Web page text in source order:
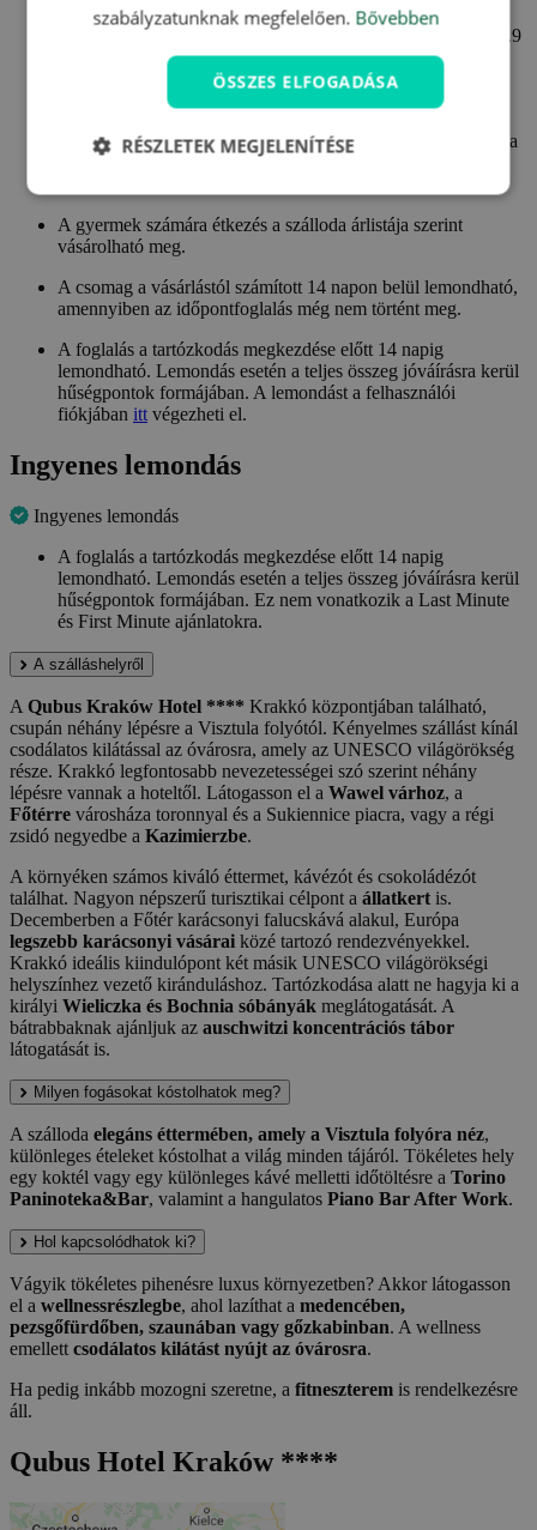
ágyon és ellátás nélkül.
A szülőkkel egy szobába való elhelyezés, csak a gyermek 5.9
éves koráig lehetséges. Idősebb gyermekek számára külön
szoba foglalása szükséges.
Gyerek felárak a helyszínen fizetendőek.
Bizonyos, a Travelking ajánlatában nem szereplő felárak és a
helyi idegenforgalmi adó helyben fizetendő, melyeket
A gyermek számára étkezés a szálloda árlistája szerint
vásárolható meg.
A csomag a vásárlástól számított 14 napon belül lemondható,
amennyiben az időpontfoglalás még nem történt meg.
A foglalás a tartózkodás megkezdése előtt 14 napig
lemondható. Lemondás esetén a teljes összeg jóváírásra kerül
hűségpontok formájában. A lemondást a felhasználói
fiókjában ittvégezheti el.
Ingyenes lemondás
Ingyenes lemondás
A foglalás a tartózkodás megkezdése előtt 14 napig
lemondható. Lemondás esetén a teljes összeg jóváírásra kerül
hűségpontok formájában. Ez nem vonatkozik a Last Minute
és First Minute ajánlatokra.
A szálláshelyről
A Qubus Kraków Hotel **** Krakkó központjában található,
csupán néhány lépésre a Visztula folyótól. Kényelmes szállást kínál
csodálatos kilátással az óvárosra, amely az UNESCO világörökség
része. Krakkó legfontosabb nevezetességei szó szerint néhány
lépésre vannak a hoteltől. Látogasson el a Wawel várhoz, a
Főtérre városháza toronnyal és a Sukiennice piacra, vagy a régi
zsidó negyedbe a Kazimierzbe.
A környéken számos kiváló éttermet, kávézót és csokoládézót
találhat. Nagyon népszerű turisztikai célpont a állatkert is.
Decemberben a Főtér karácsonyi falucskává alakul, Európa
legszebb karácsonyi vásárai közé tartozó rendezvényekkel.
Krakkó ideális kiindulópont két másik UNESCO világörökségi
helyszínhez vezető kiránduláshoz. Tartózkodása alatt ne hagyja ki a
királyi Wieliczka és Bochnia sóbányák meglátogatását. A
bátrabbaknak ajánljuk az auschwitzi koncentrációs tábor
látogatását is.
Milyen fogásokat kóstolhatok meg?
A szálloda elegáns éttermében, amely a Visztula folyóra néz,
különleges ételeket kóstolhat a világ minden tájáról. Tökéletes hely
egy koktél vagy egy különleges kávé melletti időtöltésre a Torino
Paninoteka&Bar, valamint a hangulatos Piano Bar After Work.
Hol kapcsolódhatok ki?
Vágyik tökéletes pihenésre luxus környezetben? Akkor látogasson
el a wellnessrészlegbe, ahol lazíthat a medencében,
pezsgőfürdőben, szaunában vagy gőzkabinban. A wellness
emellett csodálatos kilátást nyújt az óvárosra.
Ha pedig inkább mozogni szeretne, a fitneszterem is rendelkezésre
áll.
Qubus Hotel Kraków ****
szabályzatunknak megfelelően. Bővebben
ÖSSZES ELFOGADÁSA
RÉSZLETEK MEGJELENÍTÉSE